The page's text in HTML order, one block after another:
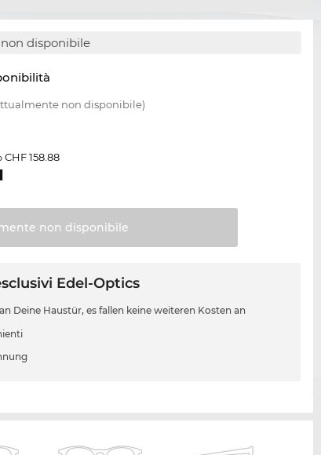
disponibile
non disponibile)
CHF 158.88
non disponibile
Edel-Optics
Deine Haustür, es fallen keine weiteren Kosten an